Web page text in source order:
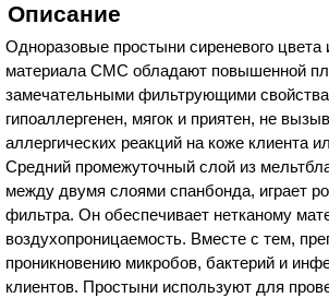
Описание
Одноразовые простыни сиреневого цвета
материала СМС обладают повышенной
замечательными фильтрующими
гипоаллергенен, мягок и приятен, не
аллергических реакций на коже клиента
Средний промежуточный слой из
между двумя слоями спанбонда, играет
фильтра. Он обеспечивает нетканому
воздухопроницаемость. Вместе с тем,
проникновению микробов, бактерий и
клиентов. Простыни используют для